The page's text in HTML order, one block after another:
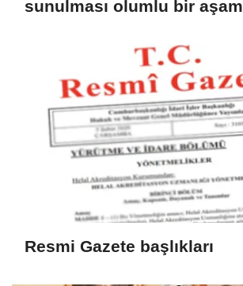
sunulması olumlu bir
Resmi Gazete başlıkları